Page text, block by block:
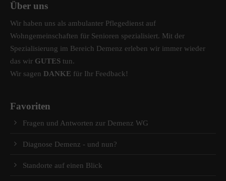
Über uns
Wir haben uns als ambulanter Pflegedienst auf
Wohngemeinschaften für Senioren spezialisiert. Mit der
Spezialisierung im Bereich Demenz erleben wir immer wieder
das wir GUTES tun.
Wir sagen DANKE für Ihr Feedback!
Favoriten
Fragen und Antworten zur Demenz WG
Diagnose Demenz - und nun?
Standorte auf einen Blick